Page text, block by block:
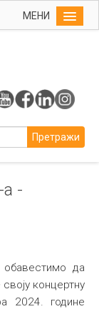
МЕНИ
Претражи
-
да
концертну
2024. године